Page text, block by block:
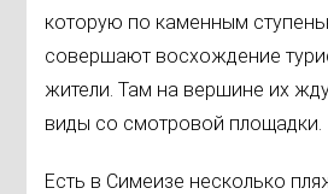
которую по каменным
совершают восхождение
жители. Там на вершине их
виды со смотровой площадки.
Есть в Симеизе несколько